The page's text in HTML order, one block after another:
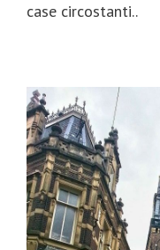
case circostanti..